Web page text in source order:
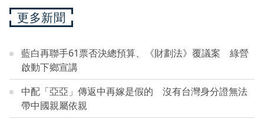
更多新聞
藍白再聯手61票否決總預算、《財劃法》覆議案 綠營
啟動下鄉宣講
中配「亞亞」傳返中再嫁是假的 沒有台灣身分證無法
帶中國親屬依親